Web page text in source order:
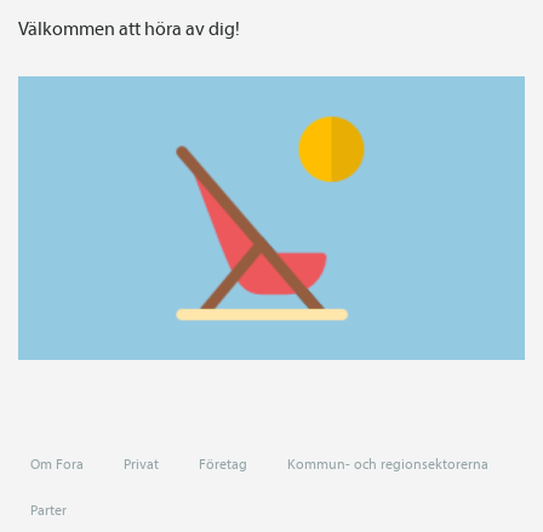
Välkommen att höra av dig!
Om Fora Privat Företag Kommun- och regionsektorerna
Parter